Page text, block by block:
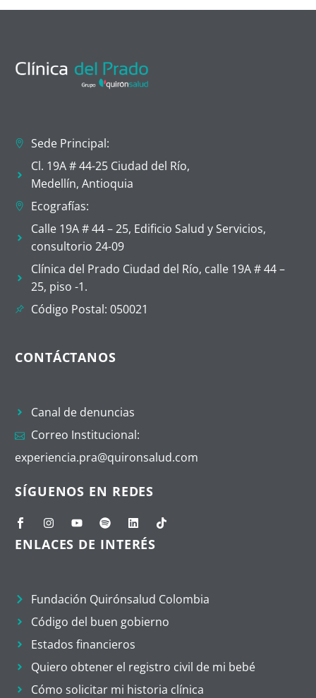
Sede Principal:
Cl. 19A # 44-25 Ciudad del Río,
Medellín, Antioquia
Ecografías:
Calle 19A # 44 – 25, Edificio Salud y Servicios,
consultorio 24-09
Clínica del Prado Ciudad del Río, calle 19A # 44 –
25, piso -1.
Código Postal: 050021
CONTÁCTANOS
Canal de denuncias
Correo Institucional:
experiencia.pra@quironsalud.com
SÍGUENOS EN REDES
ENLACES DE INTERÉS
Fundación Quirónsalud Colombia
Código del buen gobierno
Estados financieros
Quiero obtener el registro civil de mi bebé
Cómo solicitar mi historia clínica